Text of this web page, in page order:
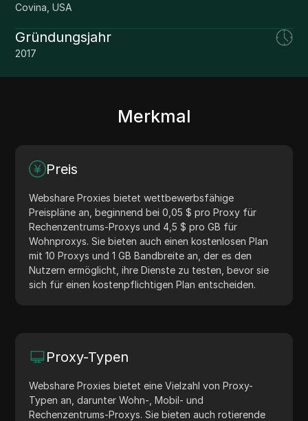
Covina, USA
Gründungsjahr
2017
Merkmal
Preis
Webshare Proxies bietet wettbewerbsfähige
Preispläne an, beginnend bei 0,05 $ pro Proxy für
Rechenzentrums-Proxys und 4,5 $ pro GB für
Wohnproxys. Sie bieten auch einen kostenlosen Plan
mit 10 Proxys und 1 GB Bandbreite an, der es den
Nutzern ermöglicht, ihre Dienste zu testen, bevor sie
sich für einen kostenpflichtigen Plan entscheiden.
Proxy-Typen
Webshare Proxies bietet eine Vielzahl von Proxy-
Typen an, darunter Wohn-, Mobil- und
Rechenzentrums-Proxys. Sie bieten auch rotierende